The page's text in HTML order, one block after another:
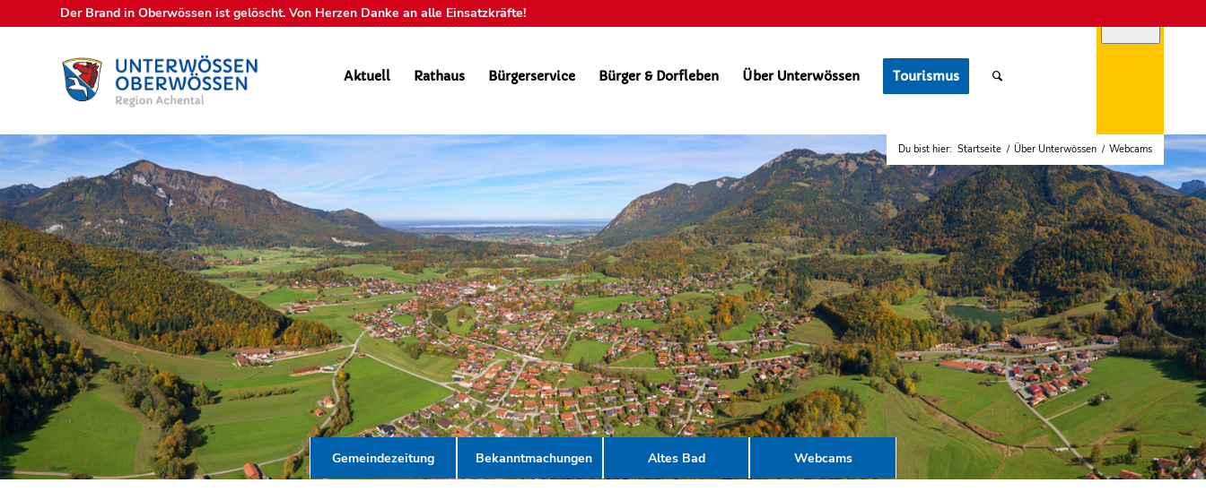
Der Brand in Oberwössen ist gelöscht. Von Herzen Danke an alle Einsatzkräfte!
Aktuell Rathaus Bürgerservice Bürger & Dorfleben Über Unterwössen Tourismus
Du bist hier: Startseite / Über Unterwössen / Webcams
Gemeindezeitung Bekanntmachungen Altes Bad Webcams